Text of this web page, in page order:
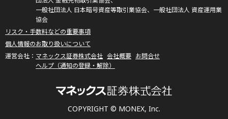
COPYRIGHT © MONEX, Inc.
一般社団法人 日本暗号資産等取引業協会、一般社団法人 資産運用業
協会
リスク・手数料などの重要事項
個人情報のお取り扱いについて
マネックス証券株式会社 会社概要 お問合せ
ヘルプ（通知の登録・解除）